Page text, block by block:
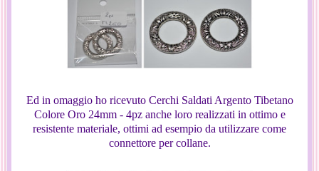
Ed in omaggio ho ricevuto Cerchi Saldati Argento Tibetano
Colore Oro 24mm - 4pz anche loro realizzati in ottimo e
resistente materiale, ottimi ad esempio da utilizzare come
connettore per collane.